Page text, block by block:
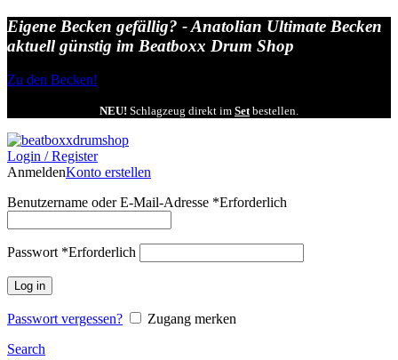
Eigene Becken gefällig? - Anatolian Ultimate Becken
aktuell günstig im Beatboxx Drum Shop
Zu den Becken!
NEU! Schlagzeug direkt im Setbestellen.
Login / Register
AnmeldenKonto erstellen
Benutzername oder E-Mail-Adresse *Erforderlich
Passwort *Erforderlich
Log in
Passwort vergessen?
Zugang merken
Search